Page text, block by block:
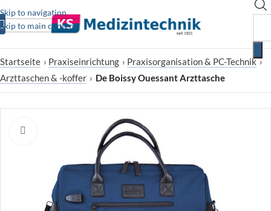
Skip to navigation
Skip to main content
Startseite › Praxiseinrichtung › Praxisorganisation & PC-Technik ›
Arzttaschen & -koffer › De Boissy Ouessant Arzttasche
Zum Vergrößern klicken